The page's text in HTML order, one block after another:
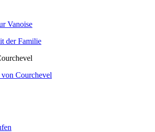
Vanoise
der Familie
Courchevel